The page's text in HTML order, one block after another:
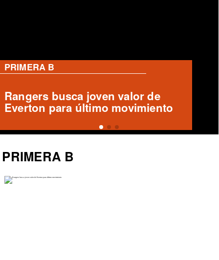
PRIMERA B
Deportes Temuco confirma salida
de Arturo Sanhueza
PRIMERA B